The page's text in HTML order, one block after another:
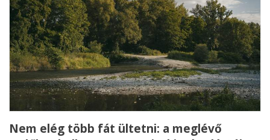
Nem elég több fát ültetni: a meglévő